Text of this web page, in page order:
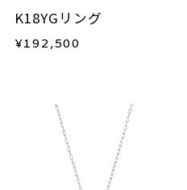
K18YGリング
¥192,500